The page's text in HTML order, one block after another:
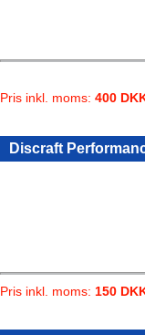
Pris inkl. moms: 400
Discraft
Pris inkl. moms: 150